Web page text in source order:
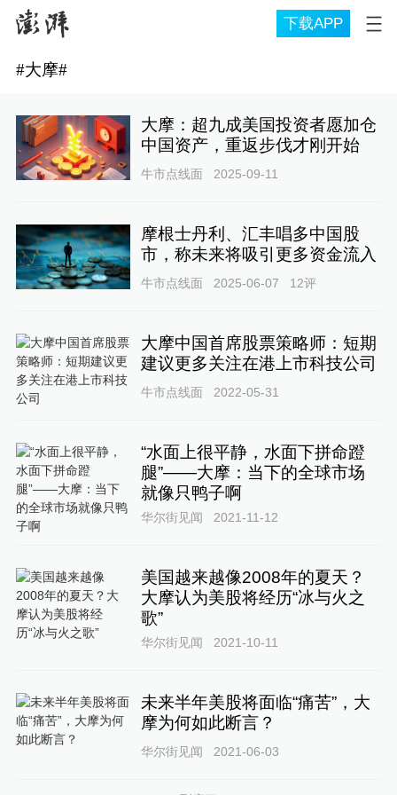
下载APP
#大摩#
大摩：超九成美国投资者愿加仓
中国资产，重返步伐才刚开始
牛市点线面 2025-09-11
摩根士丹利、汇丰唱多中国股
市，称未来将吸引更多资金流入
牛市点线面 2025-06-07 12评
大摩中国首席股票策略师：短期
建议更多关注在港上市科技公司
牛市点线面 2022-05-31
“水面上很平静，水面下拼命蹬
腿”——大摩：当下的全球市场
就像只鸭子啊
华尔街见闻 2021-11-12
美国越来越像2008年的夏天？
大摩认为美股将经历“冰与火之
歌”
华尔街见闻 2021-10-11
未来半年美股将面临“痛苦”，大
摩为何如此断言？
华尔街见闻 2021-06-03